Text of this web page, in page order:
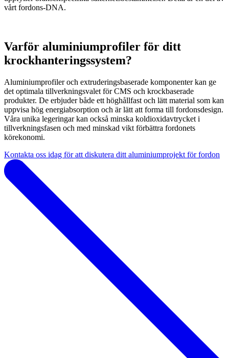
vårt fordons-DNA.
Varför aluminiumprofiler för ditt
krockhanteringssystem?
Aluminiumprofiler och extruderingsbaserade komponenter kan ge
det optimala tillverkningsvalet för CMS och krockbaserade
produkter. De erbjuder både ett höghållfast och lätt material som kan
uppvisa hög energiabsorption och är lätt att forma till fordonsdesign.
Våra unika legeringar kan också minska koldioxidavtrycket i
tillverkningsfasen och med minskad vikt förbättra fordonets
körekonomi.
Kontakta oss idag för att diskutera ditt aluminiumprojekt för fordon